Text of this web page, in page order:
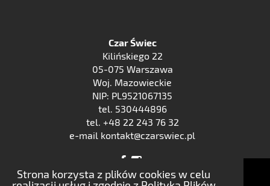
Strona korzysta z plików cookies w celu
Czar Świec
Kilińskiego 22
05-075 Warszawa
Woj. Mazowieckie
NIP: PL9521067135
tel. 530444896
tel. +48 22 243 76 32
e-mail kontakt@czarswiec.pl